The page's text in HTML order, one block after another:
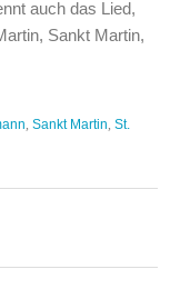
auch das Lied,
Sankt Martin,
Sankt Martin St.